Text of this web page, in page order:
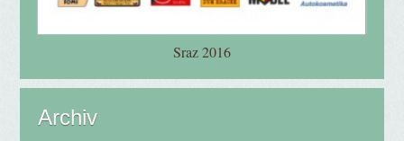
Sraz 2016
Archiv